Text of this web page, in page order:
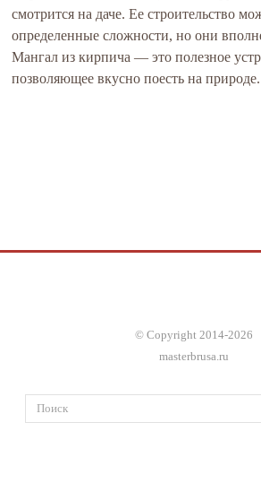
смотрится на даче. Ее строительство
определенные сложности, но они
Мангал из кирпича — это полезное
позволяющее вкусно поесть на природе.
© Copyright 2014-2026
masterbrusa.ru